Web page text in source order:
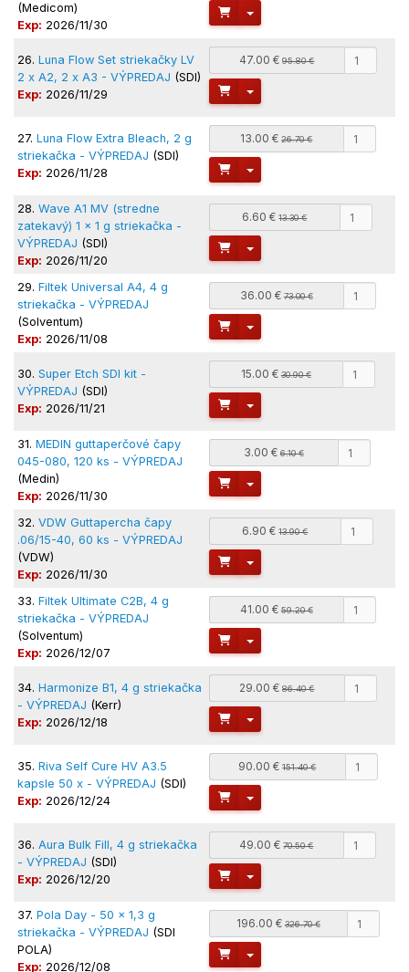
(Medicom)
Exp: 2026/11/30
Toggle Dropdown
26. Luna Flow Set striekačky LV
2 x A2, 2 x A3 - VÝPREDAJ (SDI)
Exp: 2026/11/29
47.00 €95.80 €
Toggle Dropdown
27. Luna Flow Extra Bleach, 2 g
striekačka - VÝPREDAJ (SDI)
Exp: 2026/11/28
13.00 €26.70 €
Toggle Dropdown
28. Wave A1 MV (stredne
zatekavý) 1 x 1 g striekačka -
VÝPREDAJ (SDI)
Exp: 2026/11/20
6.60 €13.30 €
Toggle Dropdown
29. Filtek Universal A4, 4 g
striekačka - VÝPREDAJ
(Solventum)
Exp: 2026/11/08
36.00 €73.00 €
Toggle Dropdown
30. Super Etch SDI kit -
VÝPREDAJ (SDI)
Exp: 2026/11/21
15.00 €30.90 €
Toggle Dropdown
31. MEDIN guttaperčové čapy
045-080, 120 ks - VÝPREDAJ
(Medin)
Exp: 2026/11/30
3.00 €6.10 €
Toggle Dropdown
32. VDW Guttapercha čapy
.06/15-40, 60 ks - VÝPREDAJ
(VDW)
Exp: 2026/11/30
6.90 €13.90 €
Toggle Dropdown
33. Filtek Ultimate C2B, 4 g
striekačka - VÝPREDAJ
(Solventum)
Exp: 2026/12/07
41.00 €59.20 €
Toggle Dropdown
34. Harmonize B1, 4 g striekačka
- VÝPREDAJ (Kerr)
Exp: 2026/12/18
29.00 €86.40 €
Toggle Dropdown
35. Riva Self Cure HV A3.5
kapsle 50 x - VÝPREDAJ (SDI)
Exp: 2026/12/24
90.00 €151.40 €
Toggle Dropdown
36. Aura Bulk Fill, 4 g striekačka
- VÝPREDAJ (SDI)
Exp: 2026/12/20
49.00 €70.50 €
Toggle Dropdown
37. Pola Day - 50 x 1,3 g
striekačka - VÝPREDAJ (SDI
POLA)
Exp: 2026/12/08
196.00 €326.70 €
Toggle Dropdown